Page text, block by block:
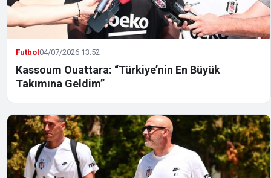
Futbol04/07/2026 13:52
Kassoum Ouattara: “Türkiye’nin En Büyük
Takımına Geldim”